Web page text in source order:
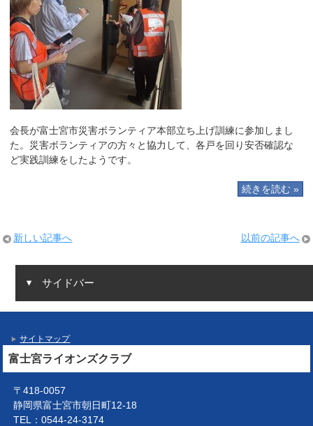
会長が富士宮市災害ボランティア本部立ち上げ訓練に参加しまし
た。災害ボランティアの方々と協力して、各戸を回り安否確認な
ど実践訓練をしたようです。
続きを読む »
以前の記事へ
新しい記事へ
サイドバー
サイトマップ
富士宮ライオンズクラブ
〒418-0057
静岡県富士宮市朝日町12-18
TEL：0544-24-3174